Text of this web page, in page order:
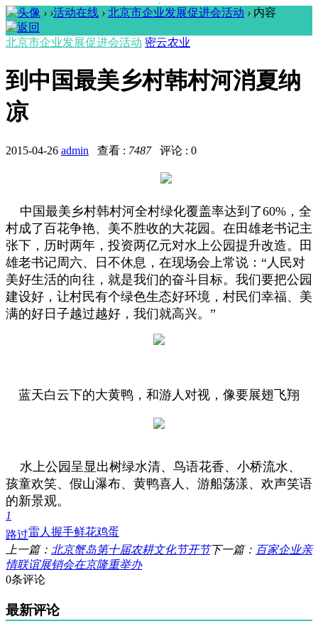
› ›活动在线 › 北京市企业发展促进会活动 › 内容
北京市企业发展促进会活动 密云农业
到中国最美乡村韩村河消夏纳
凉
2015-04-26 admin 查看 : 7487评论 : 0
中国最美乡村韩村河全村绿化覆盖率达到了60%，全
村成了百花争艳、美不胜收的大花园。在田雄老书记主
张下，历时两年，投资两亿元对水上公园提升改造。田
雄老书记周六、日不休息，在现场会上常说：“人民对
美好生活的向往，就是我们的奋斗目标。我们要把公园
建设好，让村民有个绿色生态好环境，村民们幸福、美
满的好日子越过越好，我们就高兴。”
蓝天白云下的大黄鸭，和游人对视，像要展翅飞翔
水上公园呈显出树绿水清、鸟语花香、小桥流水、
孩童欢笑、假山瀑布、黄鸭喜人、游船荡漾、欢声笑语
的新景观。
1
路过雷人 握手鲜花鸡蛋
上一篇： 北京蟹岛第十届农耕文化节开节下一篇： 百家企业亲
情联谊展销会在京隆重举办
0条评论
最新评论